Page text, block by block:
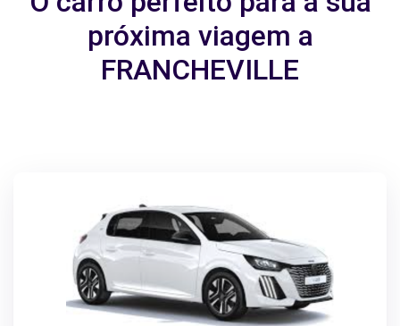
próxima viagem a
FRANCHEVILLE